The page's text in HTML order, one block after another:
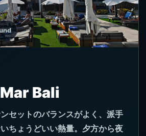
Bali
セットのバランスがよく、派手
ちょうどいい熱量。夕方から夜